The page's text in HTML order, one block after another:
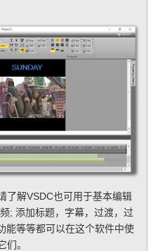
了解VSDC也可用于基本编辑
; 添加标题，字幕，过渡，过
能等等都可以在这个软件中使
们。